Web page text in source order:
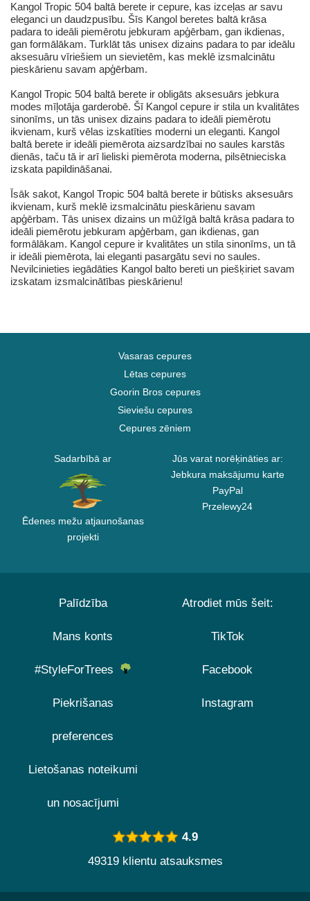
Kangol Tropic 504 baltā berete ir cepure, kas izceļas ar savu
eleganci un daudzpusību. Šīs Kangol beretes baltā krāsa
padara to ideāli piemērotu jebkuram apģērbam, gan ikdienas,
gan formālākam. Turklāt tās unisex dizains padara to par ideālu
aksesuāru vīriešiem un sievietēm, kas meklē izsmalcinātu
pieskārienu savam apģērbam.
Kangol Tropic 504 baltā berete ir obligāts aksesuārs jebkura
modes mīļotāja garderobē. Šī Kangol cepure ir stila un kvalitātes
sinonīms, un tās unisex dizains padara to ideāli piemērotu
ikvienam, kurš vēlas izskatīties moderni un eleganti. Kangol
baltā berete ir ideāli piemērota aizsardzībai no saules karstās
dienās, taču tā ir arī lieliski piemērota moderna, pilsētnieciska
izskata papildināšanai.
Īsāk sakot, Kangol Tropic 504 baltā berete ir būtisks aksesuārs
ikvienam, kurš meklē izsmalcinātu pieskārienu savam
apģērbam. Tās unisex dizains un mūžīgā baltā krāsa padara to
ideāli piemērotu jebkuram apģērbam, gan ikdienas, gan
formālākam. Kangol cepure ir kvalitātes un stila sinonīms, un tā
ir ideāli piemērota, lai eleganti pasargātu sevi no saules.
Nevilcinieties iegādāties Kangol balto bereti un piešķiriet savam
izskatam izsmalcinātības pieskārienu!
Vasaras cepures
Lētas cepures
Goorin Bros cepures
Sieviešu cepures
Cepures zēniem
Sadarbībā ar
Ēdenes mežu atjaunošanas
projekti
Jūs varat norēķināties ar:
Jebkura maksājumu karte
PayPal
Przelewy24
Palīdzība
Mans konts
#StyleForTrees
Piekrišanas
preferences
Lietošanas noteikumi
un nosacījumi
Atrodiet mūs šeit:
TikTok
Facebook
Instagram
4.9
49319 klientu atsauksmes